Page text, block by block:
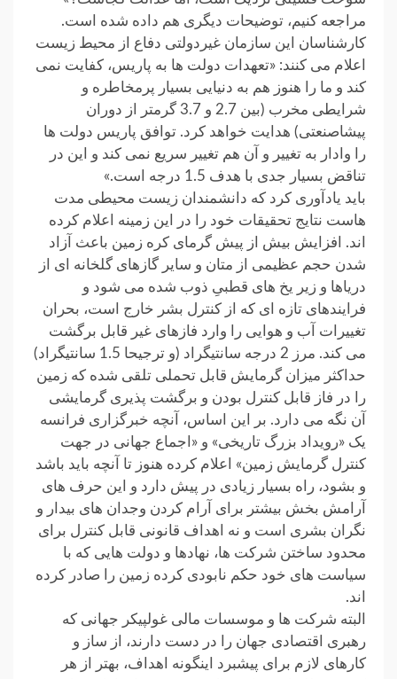
مراجعه کنیم، توضیحات دیگری هم داده شده است.
کارشناسان این سازمان غیردولتی دفاع از محیط زیست
اعلام می کنند: «تعهدات دولت ها به پاریس، کفایت نمی
کند و ما را هنوز هم به دنیایی بسیار پرمخاطره و
شرایطی مخرب (بین 2.7 و 3.7 گرمتر از دوران
پیشاصنعتی) هدایت خواهد کرد. توافق پاریس دولت ها
را وادار به تغییر و آن هم تغییر سریع نمی کند و این در
تناقض بسیار جدی با هدف 1.5 درجه است.»
باید یادآوری کرد که دانشمندان زیست محیطی مدت
هاست نتایج تحقیقات خود را در این زمینه اعلام کرده
اند. افزایش بیش از پیش گرمای کره زمین باعث آزاد
شدن حجم عظیمی از متان و سایر گازهای گلخانه ای از
دریاها و زیر یخ های قطبیِ ذوب شده می شود و
فرایندهای تازه ای که از کنترل بشر خارج است، بحران
تغییرات آب و هوایی را وارد فازهای غیر قابل برگشت
می کند. مرز 2 درجه سانتیگراد (و ترجیحا 1.5 سانتیگراد)
حداکثر میزان گرمایش قابل تحملی تلقی شده که زمین
را در فاز قابل کنترل بودن و برگشت پذیری گرمایشی
آن نگه می دارد. بر این اساس، آنچه خبرگزاری فرانسه
یک «رویداد بزرگ تاریخی» و «اجماع جهانی در جهت
کنترل گرمایش زمین» اعلام کرده هنوز تا آنچه باید باشد
و بشود، راه بسیار زیادی در پیش دارد و این حرف های
آرامش بخش بیشتر برای آرام کردن وجدان های بیدار و
نگران بشری است و نه اهداف قانونی قابل کنترل برای
محدود ساختن شرکت ها، نهادها و دولت هایی که با
سیاست های خود حکم نابودی کرده زمین را صادر کرده
اند.
البته شرکت ها و موسسات مالی غولپیکر جهانی که
رهبری اقتصادی جهان را در دست دارند، از ساز و
کارهای لازم برای پیشبرد اینگونه اهداف، بهتر از هر